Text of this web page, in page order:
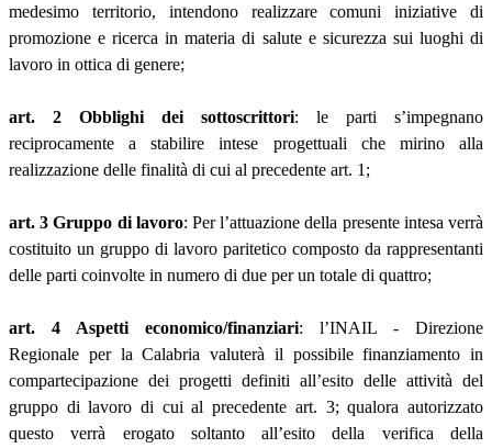
medesimo territorio, intendono realizzare comuni iniziative di
promozione e ricerca in materia di salute e sicurezza sui luoghi di
lavoro in ottica di genere;
art. 2 Obblighi dei sottoscrittori: le parti s’impegnano
reciprocamente a stabilire intese progettuali che mirino alla
realizzazione delle finalità di cui al precedente art. 1;
art. 3 Gruppo di lavoro: Per l’attuazione della presente intesa verrà
costituito un gruppo di lavoro paritetico composto da rappresentanti
delle parti coinvolte in numero di due per un totale di quattro;
art. 4 Aspetti economico/finanziari: l’INAIL - Direzione
Regionale per la Calabria valuterà il possibile finanziamento in
compartecipazione dei progetti definiti all’esito delle attività del
gruppo di lavoro di cui al precedente art. 3; qualora autorizzato
questo verrà erogato soltanto all’esito della verifica della